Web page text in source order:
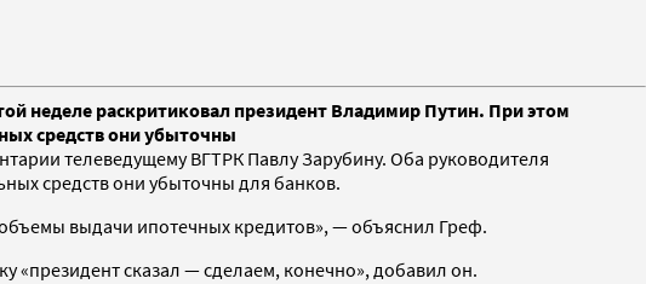
неделе раскритиковал президент Владимир Путин. При этом
средств они убыточны
телеведущему ВГТРК Павлу Зарубину. Оба руководителя
средств они убыточны для банков.
выдачи ипотечных кредитов», — объяснил Греф.
«президент сказал — сделаем, конечно», добавил он.